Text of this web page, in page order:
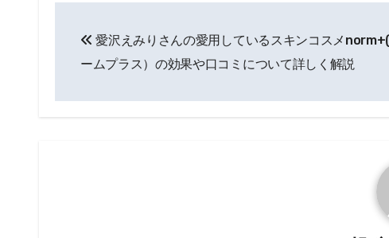
愛沢えみりさんの愛用しているスキンコスメ
ームプラス）の効果や口コミについて詳しく解説